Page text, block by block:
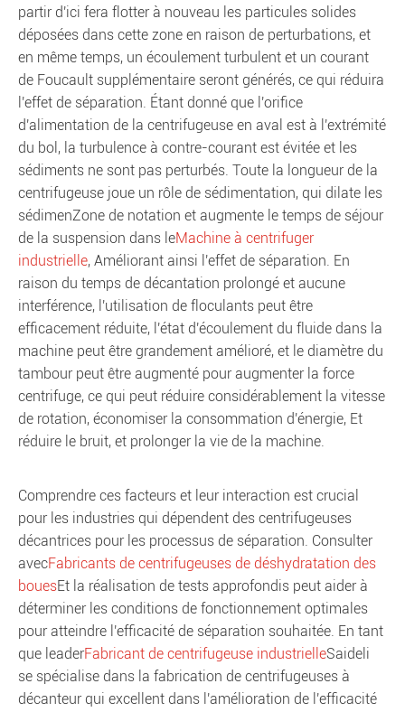
partir d'ici fera flotter à nouveau les particules solides
déposées dans cette zone en raison de perturbations, et
en même temps, un écoulement turbulent et un courant
de Foucault supplémentaire seront générés, ce qui réduira
l'effet de séparation. Étant donné que l'orifice
d'alimentation de la centrifugeuse en aval est à l'extrémité
du bol, la turbulence à contre-courant est évitée et les
sédiments ne sont pas perturbés. Toute la longueur de la
centrifugeuse joue un rôle de sédimentation, qui dilate les
sédimenZone de notation et augmente le temps de séjour
de la suspension dans leMachine à centrifuger
industrielle, Améliorant ainsi l'effet de séparation. En
raison du temps de décantation prolongé et aucune
interférence, l'utilisation de floculants peut être
efficacement réduite, l'état d'écoulement du fluide dans la
machine peut être grandement amélioré, et le diamètre du
tambour peut être augmenté pour augmenter la force
centrifuge, ce qui peut réduire considérablement la vitesse
de rotation, économiser la consommation d'énergie, Et
réduire le bruit, et prolonger la vie de la machine.
Comprendre ces facteurs et leur interaction est crucial
pour les industries qui dépendent des centrifugeuses
décantrices pour les processus de séparation. Consulter
avecFabricants de centrifugeuses de déshydratation des
bouesEt la réalisation de tests approfondis peut aider à
déterminer les conditions de fonctionnement optimales
pour atteindre l'efficacité de séparation souhaitée. En tant
que leaderFabricant de centrifugeuse industrielleSaideli
se spécialise dans la fabrication de centrifugeuses à
décanteur qui excellent dans l'amélioration de l'efficacité